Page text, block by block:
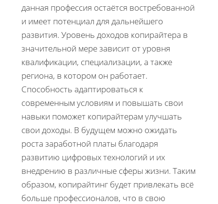
данная профессия остаётся востребованной
и имеет потенциал для дальнейшего
развития. Уровень доходов копирайтера в
значительной мере зависит от уровня
квалификации, специализации, а также
региона, в котором он работает.
Способность адаптироваться к
современным условиям и повышать свои
навыки поможет копирайтерам улучшать
свои доходы. В будущем можно ожидать
роста заработной платы благодаря
развитию цифровых технологий и их
внедрению в различные сферы жизни. Таким
образом, копирайтинг будет привлекать всё
больше профессионалов, что в свою